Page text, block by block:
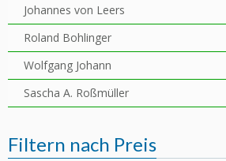
Johannes von Leers
Roland Bohlinger
Wolfgang Johann
Sascha A. Roßmüller
Filtern nach Preis